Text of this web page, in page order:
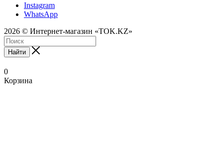
Instagram
WhatsApp
2026 © Интернет-магазин «TOK.KZ»
Найти
0
Корзина